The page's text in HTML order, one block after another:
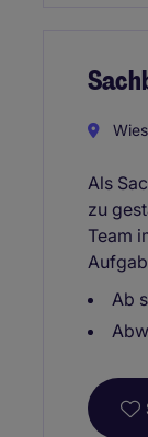
Als
zu
Team
Ab